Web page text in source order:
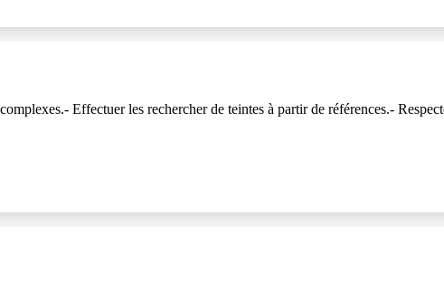
Effectuer les rechercher de teintes à partir de références.-